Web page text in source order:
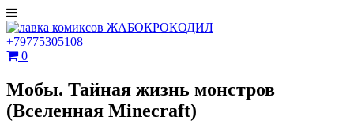
+79775305108
0
Мобы. Тайная жизнь монстров
(Вселенная Minecraft)